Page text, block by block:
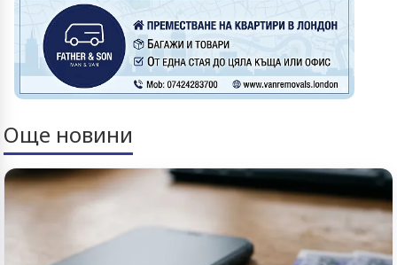
Още новини